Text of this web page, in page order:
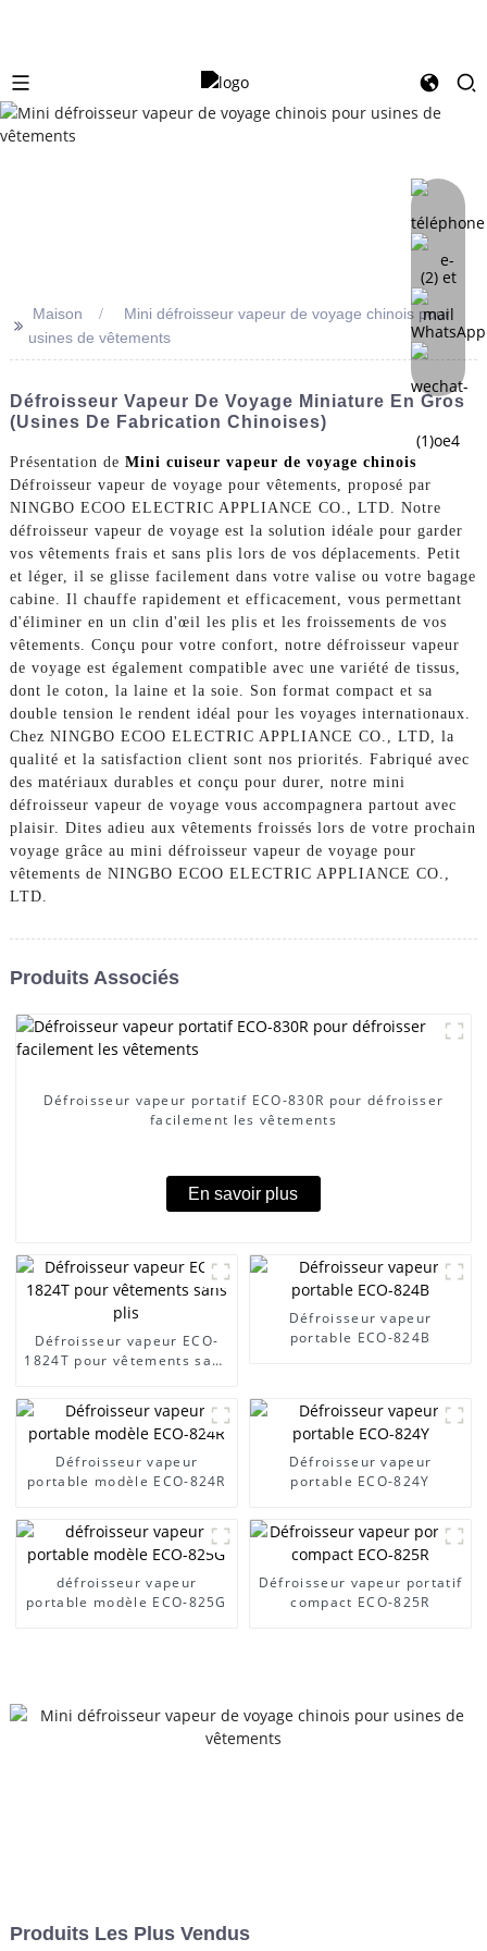
>> Maison
Mini défroisseur vapeur de voyage chinois pour
usines de vêtements
Défroisseur Vapeur De Voyage Miniature En Gros
(usines De Fabrication Chinoises)
Présentation de Mini cuiseur vapeur de voyage chinois
Défroisseur vapeur de voyage pour vêtements, proposé par
NINGBO ECOO ELECTRIC APPLIANCE CO., LTD. Notre
défroisseur vapeur de voyage est la solution idéale pour garder
vos vêtements frais et sans plis lors de vos déplacements. Petit
et léger, il se glisse facilement dans votre valise ou votre bagage
cabine. Il chauffe rapidement et efficacement, vous permettant
d'éliminer en un clin d'œil les plis et les froissements de vos
vêtements. Conçu pour votre confort, notre défroisseur vapeur
de voyage est également compatible avec une variété de tissus,
dont le coton, la laine et la soie. Son format compact et sa
double tension le rendent idéal pour les voyages internationaux.
Chez NINGBO ECOO ELECTRIC APPLIANCE CO., LTD, la
qualité et la satisfaction client sont nos priorités. Fabriqué avec
des matériaux durables et conçu pour durer, notre mini
défroisseur vapeur de voyage vous accompagnera partout avec
plaisir. Dites adieu aux vêtements froissés lors de votre prochain
voyage grâce au mini défroisseur vapeur de voyage pour
vêtements de NINGBO ECOO ELECTRIC APPLIANCE CO.,
LTD.
Produits Associés
Défroisseur vapeur portatif ECO-830R pour défroisser
facilement les vêtements
En savoir plus
Défroisseur vapeur ECO-
1824T pour vêtements sans
Défroisseur vapeur
portable ECO-824B
Défroisseur vapeur
portable modèle ECO-824R
Défroisseur vapeur
portable ECO-824Y
défroisseur vapeur
portable modèle ECO-825G
Défroisseur vapeur portatif
compact ECO-825R
Produits Les Plus Vendus